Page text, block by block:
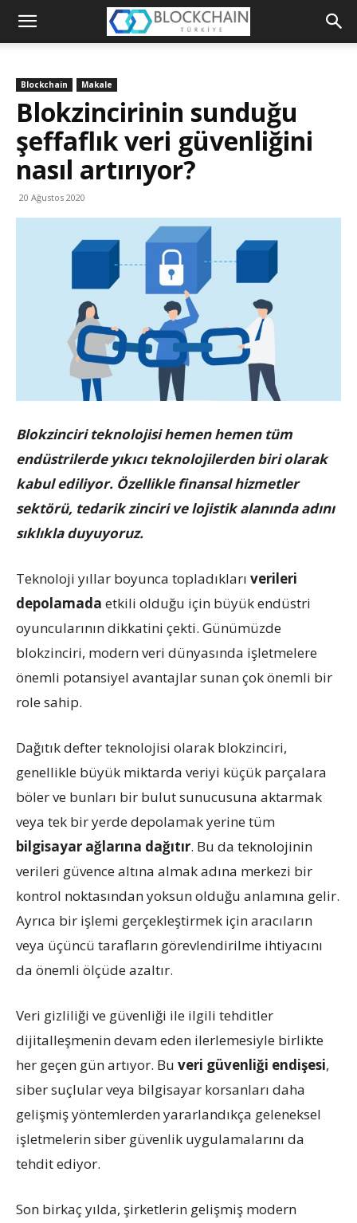
Blockchain
Platformu
Blockchain Makale
Blokzincirinin sunduğu
şeffaflık veri güvenliğini
nasıl artırıyor?
20 Ağustos 2020
Blokzinciri teknolojisi hemen hemen tüm
endüstrilerde yıkıcı teknolojilerden biri olarak
kabul ediliyor. Özellikle finansal hizmetler
sektörü, tedarik zinciri ve lojistik alanında adını
sıklıkla duyuyoruz.
Teknoloji yıllar boyunca topladıkları verileri
depolamada etkili olduğu için büyük endüstri
oyuncularının dikkatini çekti. Günümüzde
blokzinciri, modern veri dünyasında işletmelere
önemli potansiyel avantajlar sunan çok önemli bir
role sahip.
Dağıtık defter teknolojisi olarak blokzinciri,
genellikle büyük miktarda veriyi küçük parçalara
böler ve bunları bir bulut sunucusuna aktarmak
veya tek bir yerde depolamak yerine tüm
bilgisayar ağlarına dağıtır. Bu da teknolojinin
verileri güvence altına almak adına merkezi bir
kontrol noktasından yoksun olduğu anlamına gelir.
Ayrıca bir işlemi gerçekleştirmek için aracıların
veya üçüncü tarafların görevlendirilme ihtiyacını
da önemli ölçüde azaltır.
Veri gizliliği ve güvenliği ile ilgili tehditler
dijitalleşmenin devam eden ilerlemesiyle birlikte
her geçen gün artıyor. Bu veri güvenliği endişesi,
siber suçlular veya bilgisayar korsanları daha
gelişmiş yöntemlerden yararlandıkça geleneksel
işletmelerin siber güvenlik uygulamalarını da
tehdit ediyor.
Son birkaç yılda, şirketlerin gelişmiş modern